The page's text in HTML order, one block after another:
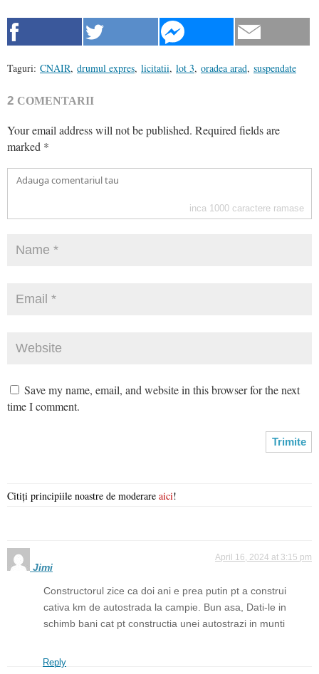
Taguri: CNAIR, drumul expres, licitatii, lot 3, oradea arad, suspendate
2 COMENTARII
Your email address will not be published. Required fields are
marked *
inca 1000 caractere ramase
Save my name, email, and website in this browser for the next
time I comment.
Citiți principiile noastre de moderare aici!
Jimi
April 16, 2024 at 3:15 pm
Constructorul zice ca doi ani e prea putin pt a construi
cativa km de autostrada la campie. Bun asa, Dati-le in
schimb bani cat pt constructia unei autostrazi in munti
Reply